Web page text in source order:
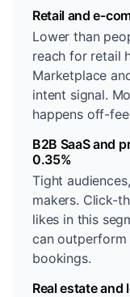
Retail and e-
Lower than
reach for retail
Marketplace
intent signal.
happens off-
B2B SaaS and
0.35%
Tight
makers. Click-
likes in this
can outperform
bookings.
Real estate and